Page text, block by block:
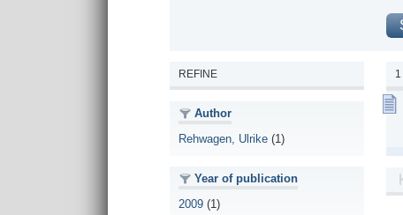
REFINE
Author
Rehwagen, Ulrike (1)
Year of publication
2009 (1)
1